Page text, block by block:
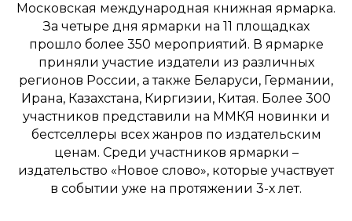
Московская международная книжная ярмарка.
За четыре дня ярмарки на 11 площадках
прошло более 350 мероприятий. В ярмарке
приняли участие издатели из различных
регионов России, а также Беларуси, Германии,
Ирана, Казахстана, Киргизии, Китая. Более 300
участников представили на ММКЯ новинки и
бестселлеры всех жанров по издательским
ценам. Среди участников ярмарки –
издательство «Новое слово», которые участвует
в событии уже на протяжении 3-х лет.